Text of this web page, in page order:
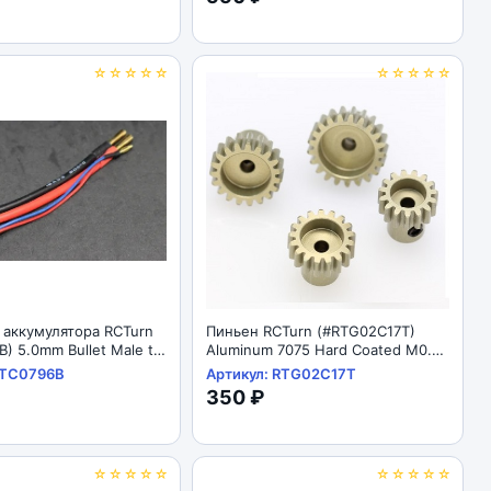
☆☆☆☆☆
RCTurn
5.0mm Bullet Male to
Female 2S Balance
Connector 1M1F
☆☆☆☆☆
Пиньен RCTurn (#RTG02C17T)
Aluminum 7075 Hard Coated M0.6
Motor Pinions Gear - Black
Артикул: RTG02C17T
350 ₽
☆☆☆☆☆ ☆☆☆☆☆